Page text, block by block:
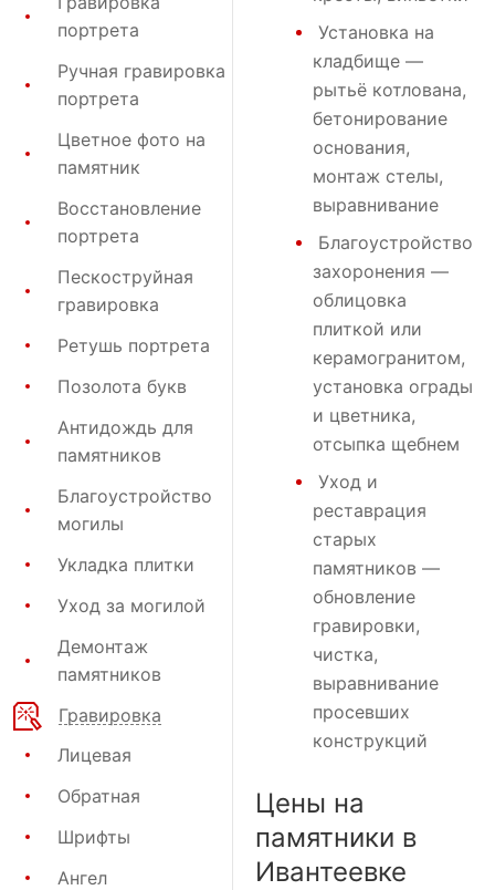
портрета
Ручная гравировка
портрета
Цветное фото на
памятник
Восстановление
портрета
Пескоструйная
гравировка
Ретушь портрета
Позолота букв
Антидождь для
памятников
Благоустройство
могилы
Укладка плитки
Уход за могилой
Демонтаж
памятников
Гравировка
Лицевая
Обратная
Шрифты
Ангел
Установка на
кладбище —
рытьё котлована,
бетонирование
основания,
монтаж стелы,
выравнивание
Благоустройство
захоронения —
облицовка
плиткой или
керамогранитом,
установка ограды
и цветника,
отсыпка щебнем
Уход и
реставрация
старых
памятников —
обновление
гравировки,
чистка,
выравнивание
просевших
конструкций
Цены на
памятники в
Ивантеевке